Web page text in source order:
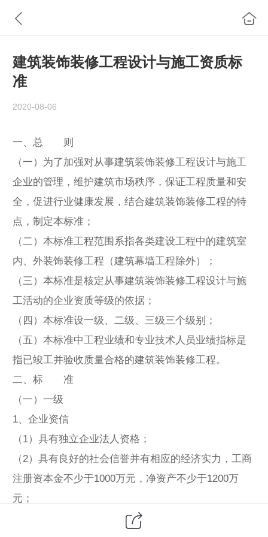
建筑装饰装修工程设计与施工资质标
准
2020-08-06
一、总 则
（一）为了加强对从事建筑装饰装修工程设计与施工
企业的管理，维护建筑市场秩序，保证工程质量和安
全，促进行业健康发展，结合建筑装饰装修工程的特
点，制定本标准；
（二）本标准工程范围系指各类建设工程中的建筑室
内、外装饰装修工程（建筑幕墙工程除外）；
（三）本标准是核定从事建筑装饰装修工程设计与施
工活动的企业资质等级的依据；
（四）本标准设一级、二级、三级三个级别；
（五）本标准中工程业绩和专业技术人员业绩指标是
指已竣工并验收质量合格的建筑装饰装修工程。
二、标 准
（一）一级
1、企业资信
（1）具有独立企业法人资格；
（2）具有良好的社会信誉并有相应的经济实力，工商
注册资本金不少于1000万元，净资产不少于1200万
元；
（3）近五年独立承担过单项合同额不少于1500万元的